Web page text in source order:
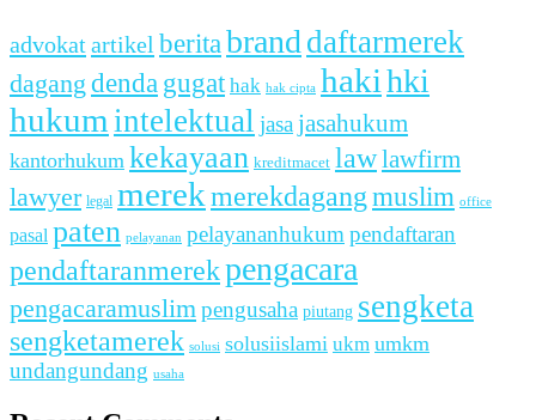
advokat artikel beritabrand daftarmerek
dagang denda gugat hak hak cipta hakihki
hukum intelektual jasa jasahukum
kantorhukum kekayaan kreditmacet lawlawfirm
lawyer legal merekmerekdagang muslim office
pasal paten pelayanan pelayananhukum pendaftaran
pendaftaranmerekpengacara
pengacaramuslim pengusaha piutang sengketa
sengketamerek solusi solusiislami ukm umkm
undangundang usaha